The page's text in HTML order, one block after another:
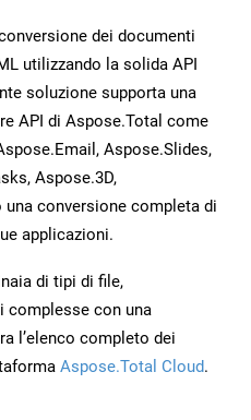
dei documenti
utilizzando la solida API
soluzione supporta una
API di Aspose.Total come
Aspose.Slides,
Aspose.3D,
conversione completa di
applicazioni.
di tipi di file,
complesse con una
l’elenco completo dei
Aspose.Total Cloud.